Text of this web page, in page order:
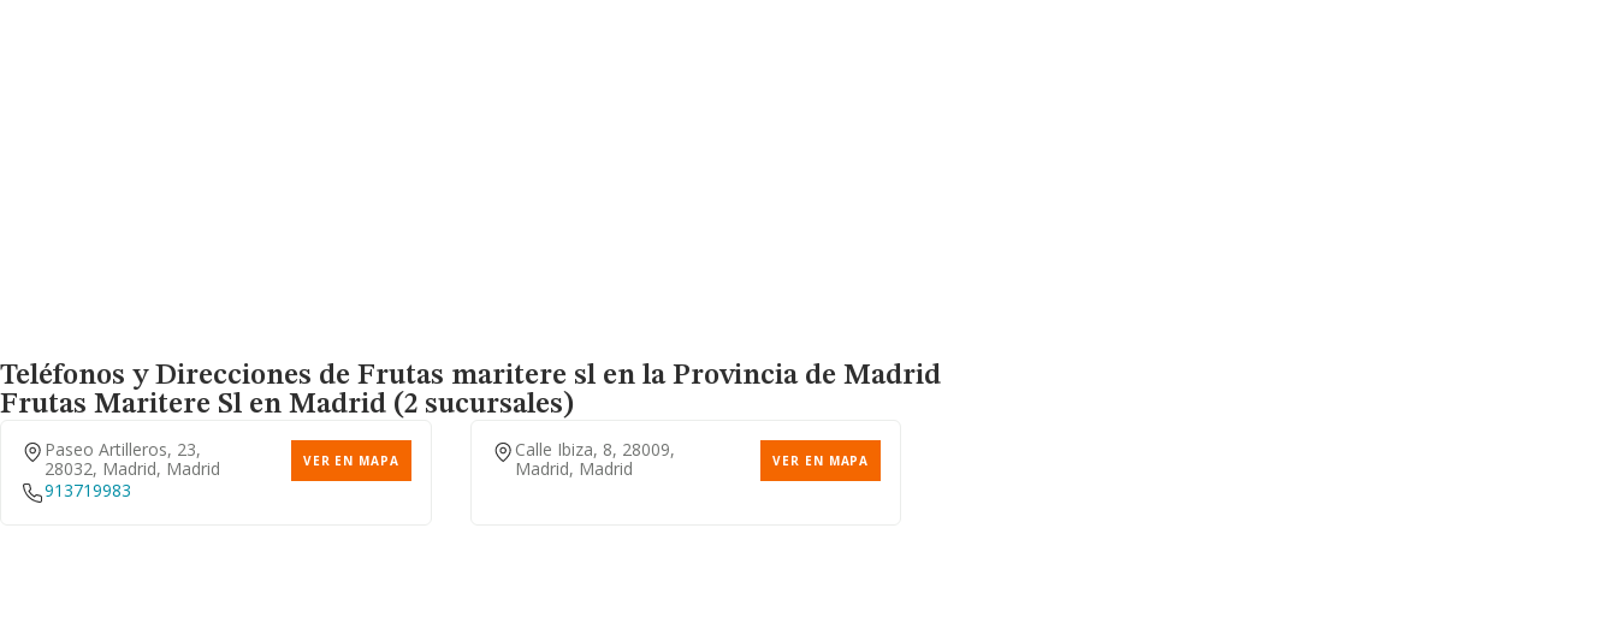
Teléfonos y Direcciones de Frutas maritere sl en la Provincia de Madrid
Frutas Maritere Sl en Madrid (2 sucursales)
Paseo Artilleros, 23,
28032, Madrid, Madrid
VER EN MAPA
913719983
Calle Ibiza, 8, 28009,
Madrid, Madrid
VER EN MAPA